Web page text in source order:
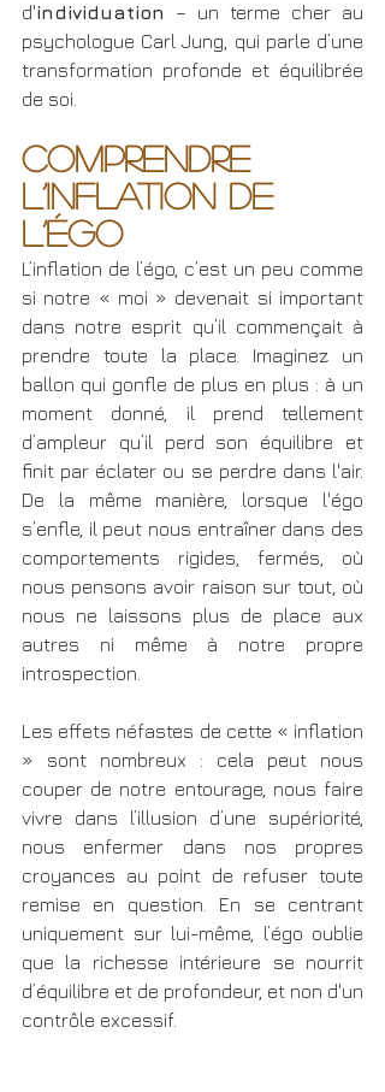
d'individuation
– un terme cher au
psychologue Carl Jung, qui parle d’une
transformation profonde et équilibrée
de soi.
Comprendre
l’inflation de
l’égo
L’inflation de l’égo, c’est un peu comme
si notre « moi » devenait si important
dans notre esprit qu’il commençait à
prendre toute la place. Imaginez un
ballon qui gonfle de plus en plus : à un
moment donné, il prend tellement
d’ampleur qu’il perd son équilibre et
finit par éclater ou se perdre dans l'air.
De la même manière, lorsque l'égo
s’enfle, il peut nous entraîner dans des
comportements rigides, fermés, où
nous pensons avoir raison sur tout, où
nous ne laissons plus de place aux
autres ni même à notre propre
introspection.
Les effets néfastes de cette « inflation
» sont nombreux : cela peut nous
couper de notre entourage, nous faire
vivre dans l’illusion d’une supériorité,
nous enfermer dans nos propres
croyances au point de refuser toute
remise en question. En se centrant
uniquement sur lui-même, l’égo oublie
que la richesse intérieure se nourrit
d’équilibre et de profondeur, et non d'un
contrôle excessif.